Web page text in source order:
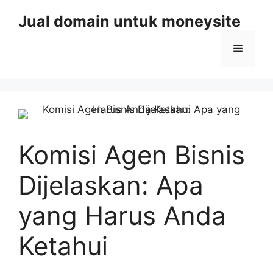
Jual domain untuk moneysite
Menu
Komisi Agen Bisnis
Dijelaskan: Apa
yang Harus Anda
Ketahui